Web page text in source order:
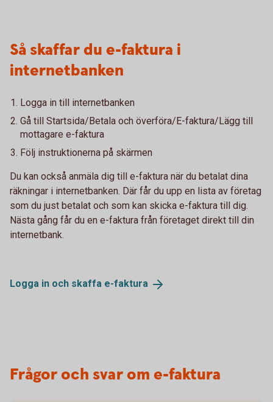
Så skaffar du e-faktura i
internetbanken
Logga in till internetbanken
Gå till Startsida/Betala och överföra/E-faktura/Lägg till
mottagare e-faktura
Följ instruktionerna på skärmen
Du kan också anmäla dig till e-faktura när du betalat dina
räkningar i internetbanken. Där får du upp en lista av företag
som du just betalat och som kan skicka e-faktura till dig.
Nästa gång får du en e-faktura från företaget direkt till din
internetbank.
Logga in och skaffa e-faktura
Frågor och svar om e-faktura